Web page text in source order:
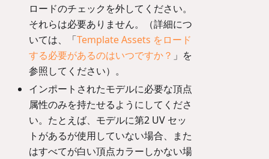
ロードのチェックを外してください。
それらは必要ありません。（詳細につ
いては、「Template Assets をロード
する必要があるのはいつですか？ 」を
参照してください）。
インポートされたモデルに必要な頂点
属性のみを持たせるようにしてくださ
い。たとえば、モデルに第2 UV セッ
トがあるが使用していない場合、また
はすべてが白い頂点カラーしかない場